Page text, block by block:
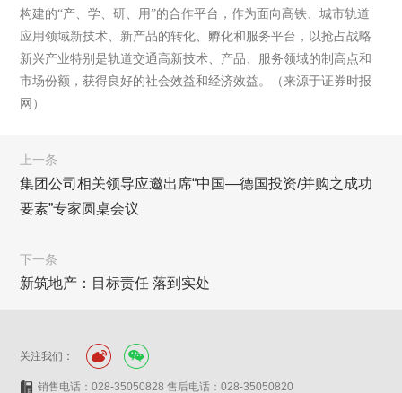
构建的“产、学、研、用”的合作平台，作为面向高铁、城市轨道
应用领域新技术、新产品的转化、孵化和服务平台，以抢占战略
新兴产业特别是轨道交通高新技术、产品、服务领域的制高点和
市场份额，获得良好的社会效益和经济效益。（来源于证券时报
网）
上一条
集团公司相关领导应邀出席“中国—德国投资/并购之成功
要素”专家圆桌会议
下一条
新筑地产：目标责任 落到实处
关注我们：
销售电话：028-35050828 售后电话：028-35050820